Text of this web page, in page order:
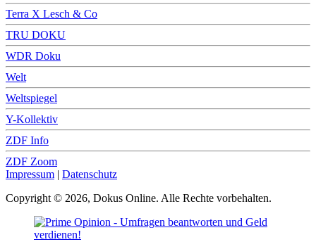
Terra X Lesch & Co
TRU DOKU
WDR Doku
Welt
Weltspiegel
Y-Kollektiv
ZDF Info
ZDF Zoom
Impressum | Datenschutz
Copyright © 2026, Dokus Online. Alle Rechte vorbehalten.